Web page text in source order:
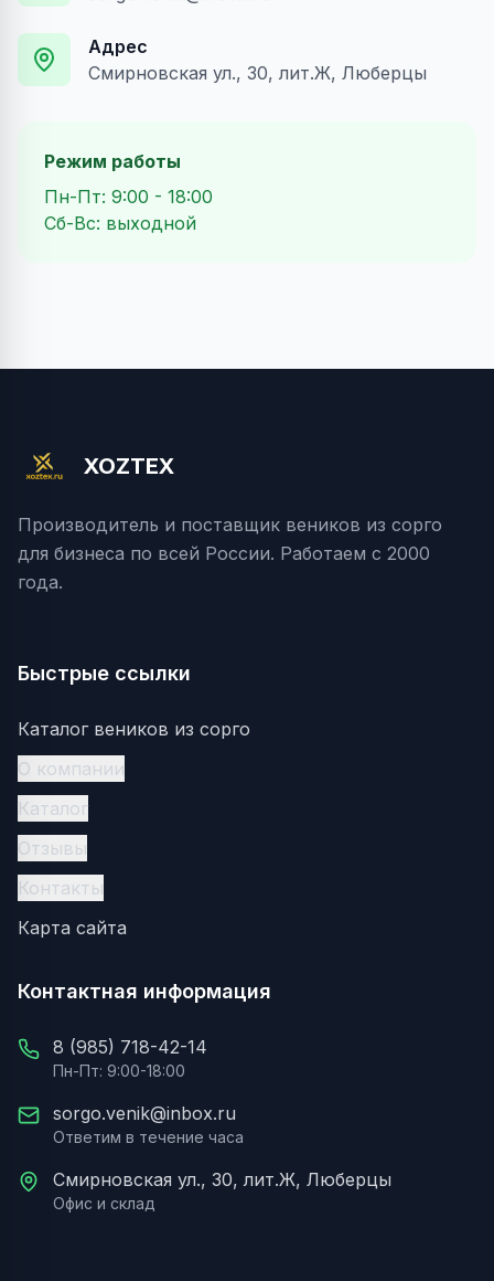
Адрес
Смирновская ул., 30, лит.Ж, Люберцы
Режим работы
Пн-Пт: 9:00 - 18:00
Сб-Вс: выходной
XOZTEX
Производитель и поставщик веников из сорго
для бизнеса по всей России. Работаем с 2000
года.
Быстрые ссылки
Каталог веников из сорго
О компании
Каталог
Отзывы
Контакты
Карта сайта
Контактная информация
8 (985) 718-42-14
Пн-Пт: 9:00-18:00
sorgo.venik@inbox.ru
Ответим в течение часа
Смирновская ул., 30, лит.Ж, Люберцы
Офис и склад